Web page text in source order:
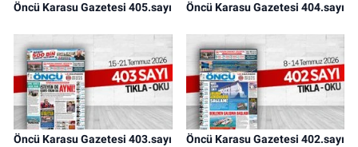
Öncü Karasu Gazetesi 405.sayı Öncü Karasu Gazetesi 404.sayı
Öncü Karasu Gazetesi 403.sayı Öncü Karasu Gazetesi 402.sayı